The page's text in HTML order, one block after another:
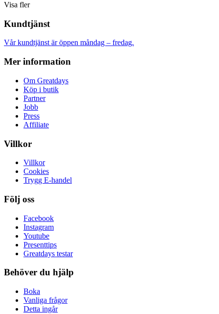
Visa fler
Kundtjänst
Vår kundtjänst är öppen måndag – fredag.
Mer information
Om Greatdays
Köp i butik
Partner
Jobb
Press
Affiliate
Villkor
Villkor
Cookies
Trygg E-handel
Följ oss
Facebook
Instagram
Youtube
Presenttips
Greatdays testar
Behöver du hjälp
Boka
Vanliga frågor
Detta ingår